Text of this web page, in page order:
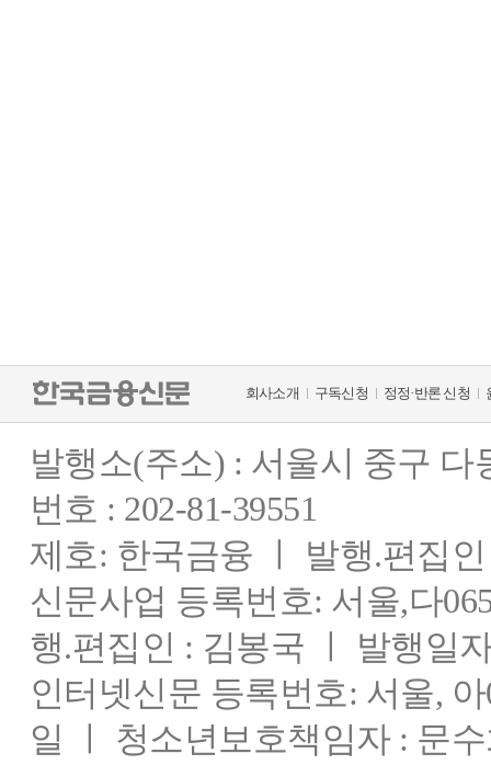
회사소개 구독신청 정정·반론 신청
발행소(주소) : 서울시 중구
번호 : 202-81-39551
제호: 한국금융 ㅣ 발행.편집
신문사업 등록번호: 서울,다
행.편집인 : 김봉국 ㅣ 발행일
인터넷신문 등록번호: 서울,
일 ㅣ 청소년보호책임자 : 문